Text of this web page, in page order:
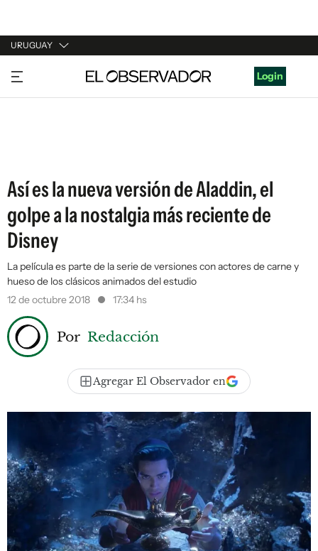
URUGUAY
URUGUAY
ARGENTINA
Login
Así es la nueva versión de Aladdin, el
golpe a la nostalgia más reciente de
Disney
La película es parte de la serie de versiones con actores de carne y
hueso de los clásicos animados del estudio
12 de octubre 2018
17:34 hs
Por Redacción
Agregar El Observador en